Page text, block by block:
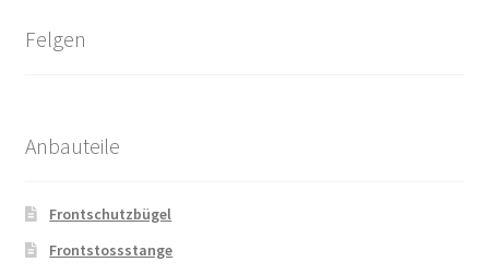
Felgen
Anbauteile
Frontschutzbügel
Frontstossstange